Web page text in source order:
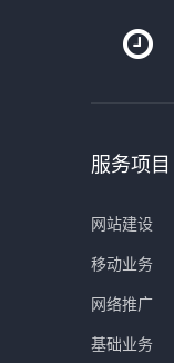
服务项目
网站建设
移动业务
网络推广
基础业务